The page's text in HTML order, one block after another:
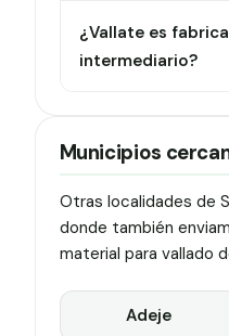
¿Vallate es
intermediario?
Municipios
Otras localidades de
donde también
material para vallado
Adeje